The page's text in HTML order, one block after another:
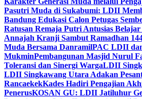
Pasutri Muda di Sukabumi: LDII
Bandung Edukasi Calon Petugas
Ratusan Remaja Putri Antusias Belajar
Annajah Kranji Sambut Ramadhan
Muda Bersama DanramilPAC LDII
MukminPembangunan Masjid Nurul
Toleransi dan Sinergi WargaLDII
LDII Singkawang Utara Adakan
RancaekekKades Hadiri Pengajian
PenerusKOSAN GU: LDII Jatiluhur